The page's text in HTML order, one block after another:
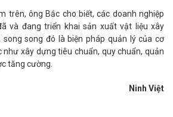
trên, ông Bắc cho biết, các doanh nghiệp
và đang triển khai sản xuất vật liệu xây
song đó là biện pháp quản lý của cơ
như xây dựng tiêu chuẩn, quy chuẩn, quản
tăng cường.
Ninh Việt